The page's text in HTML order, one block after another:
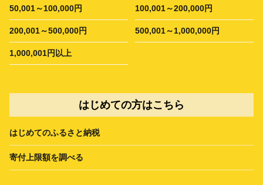
50,001～100,000円 100,001～200,000円
200,001～500,000円 500,001～1,000,000円
1,000,001円以上
はじめての方はこちら
はじめてのふるさと納税
寄付上限額を調べる